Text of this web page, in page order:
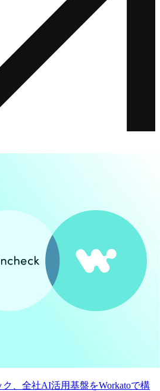
ク、全社AI活用基盤をWorkatoで構